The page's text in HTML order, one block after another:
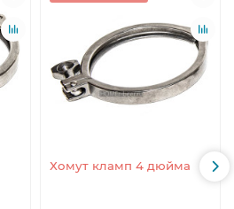
Хомут кламп 4 дюйма